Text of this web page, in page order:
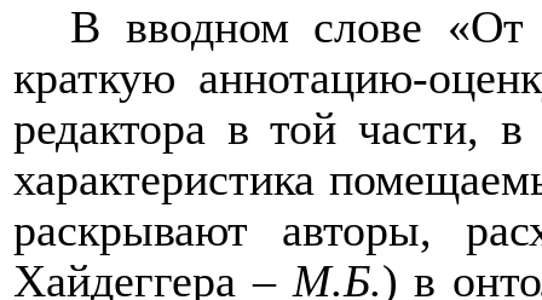
В вводном слове
краткую аннотацию-
редактора в той части, в
характеристика
раскрывают авторы,
Хайдеггера – М.Б.) в